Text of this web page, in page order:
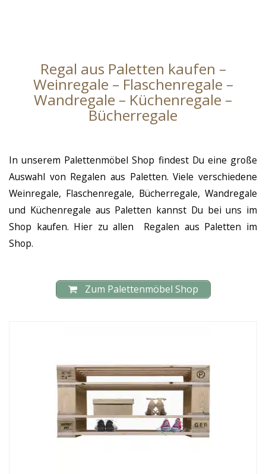
Regal aus Paletten kaufen –
Weinregale – Flaschenregale –
Wandregale – Küchenregale –
Bücherregale
In unserem Palettenmöbel Shop findest Du eine große
Auswahl von Regalen aus Paletten. Viele verschiedene
Weinregale, Flaschenregale, Bücherregale, Wandregale
und Küchenregale aus Paletten kannst Du bei uns im
Shop kaufen. Hier zu allen Regalen aus Paletten im
Shop.
Zum Palettenmöbel Shop